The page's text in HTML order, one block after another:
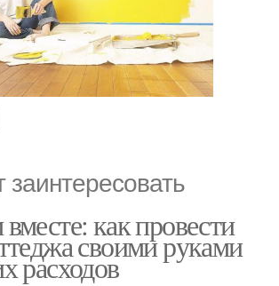
как провести
своими руками
расходов